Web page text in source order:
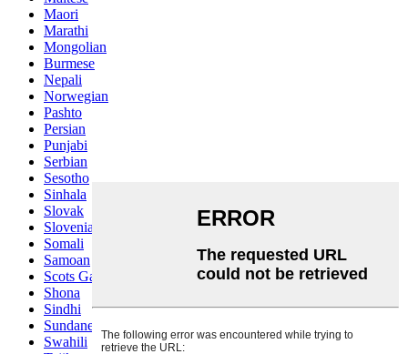
Maori
Marathi
Mongolian
Burmese
Nepali
Norwegian
Pashto
Persian
Punjabi
Serbian
Sesotho
Sinhala
Slovak
Slovenian
Somali
Samoan
Scots Gaelic
Shona
Sindhi
Sundanese
Swahili